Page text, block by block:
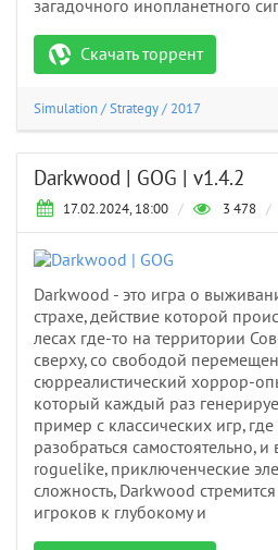
загадочного инопланетного
Скачать торрент
Simulation/Strategy/ 2017
Darkwood | GOG | v1.4.2
17.02.2024, 18:00 / 3 478 /
Darkwood - это игра о
страхе, действие которой
лесах где-то на территории
сверху, со свободой
сюрреалистический хоррор-
который каждый раз
пример с классических игр,
разобраться самостоятельно, и
roguelike, приключенческие
сложность, Darkwood
игроков к глубокому и